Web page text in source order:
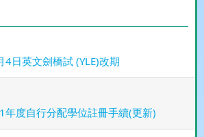
4日英文劍橋試 (YLE)改期
度自行分配學位註冊手續(更新)